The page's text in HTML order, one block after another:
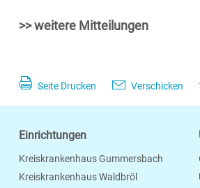
>> weitere Mitteilungen
Seite Drucken Verschicken
Einrichtungen
Kreiskrankenhaus Gummersbach
Kreiskrankenhaus Waldbröl